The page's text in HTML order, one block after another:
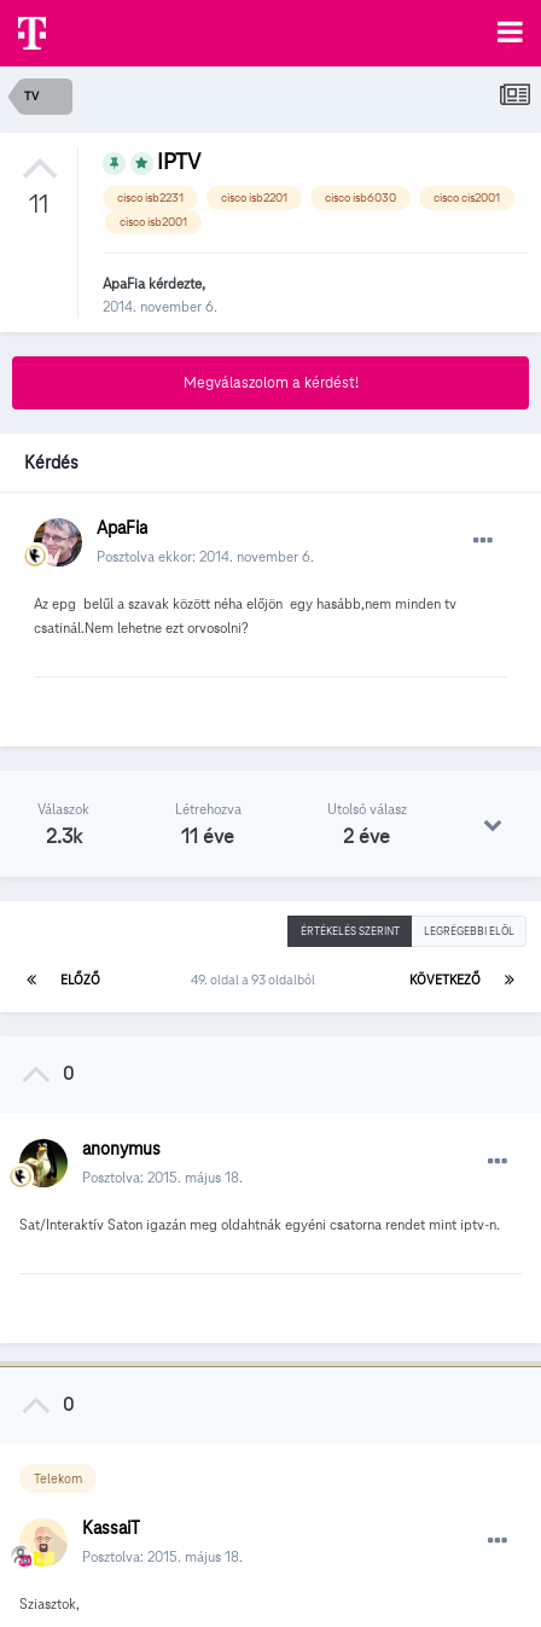
TV
11
IPTV
cisco isb2231 cisco isb2201 cisco isb6030
cisco cis2001
cisco isb2001
ApaFiakérdezte,
2014. november 6.
Megválaszolom a kérdést!
Kérdés
ApaFia
Posztolva ekkor: 2014. november 6.
Az epg belűl a szavak között néha előjön egy hasább,nem minden tv
csatinál.Nem lehetne ezt orvosolni?
Válaszok
2.3k
Létrehozva
11 éve
Utolsó válasz
2 éve
ÉRTÉKELÉS SZERINT LEGRÉGEBBI ELÖL
ELŐZŐ KÖVETKEZŐ
49. oldal a 93 oldalból
0
anonymus
Posztolva: 2015. május 18.
Sat/Interaktív Saton igazán meg oldahtnák egyéni csatorna rendet mint iptv-n.
0
Telekom
KassaiT
Posztolva: 2015. május 18.
Sziasztok,